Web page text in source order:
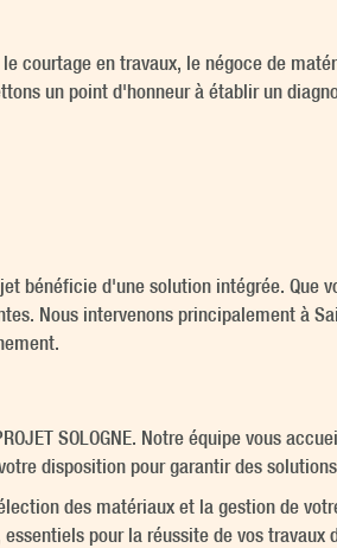
courtage en travaux, le négoce de
un point d'honneur à établir un
bénéficie d'une solution intégrée. Que
Nous intervenons principalement à
SOLOGNE. Notre équipe vous
disposition pour garantir des
des matériaux et la gestion de
pour la réussite de vos travaux